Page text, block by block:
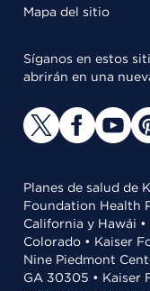
Mapa del sitio
Síganos en estos
abrirán en una
Planes de salud de
Foundation Health
California y Hawái
Colorado • Kaiser
Nine Piedmont
GA 30305 • Kaiser